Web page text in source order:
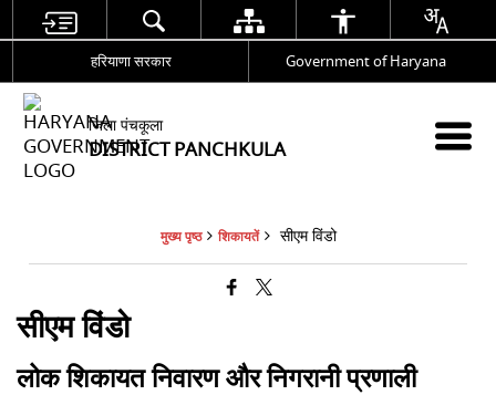
हरियाणा सरकार Government of Haryana
जिला पंचकूला
DISTRICT PANCHKULA
मुख्य पृष्ठ शिकायतें सीएम विंडो
सीएम विंडो
लोक शिकायत निवारण और निगरानी प्रणाली